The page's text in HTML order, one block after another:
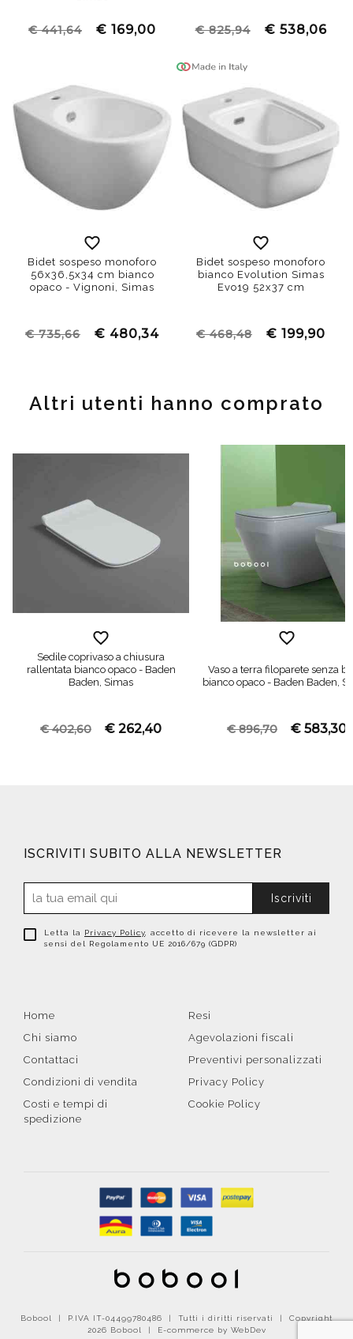
€ 441,64 € 169,00 € 825,94 € 538,06
Bidet sospeso monoforo
56x36,5x34 cm bianco
opaco - Vignoni, Simas
€ 735,66 € 480,34
Bidet sospeso monoforo
bianco Evolution Simas
Evo19 52x37 cm
€ 468,48 € 199,90
Altri utenti hanno comprato
Sedile coprivaso a chiusura
rallentata bianco opaco - Baden
Baden, Simas
€ 402,60 € 262,40
Vaso a terra filoparete senza
bianco opaco - Baden Baden,
€ 896,70 € 583,30
ISCRIVITI SUBITO ALLA NEWSLETTER
Iscriviti
Letta la Privacy Policy , accetto di ricevere la newsletter ai
sensi del Regolamento UE 2016/679 (GDPR)
Home
Chi siamo
Contattaci
Condizioni di vendita
Costi e tempi di
spedizione
Resi
Agevolazioni fiscali
Preventivi personalizzati
Privacy Policy
Cookie Policy
Bobool | P.IVA IT-04499780486 | Tutti i diritti riservati | Copyright
2026 Bobool |
E-commerce by WebDev